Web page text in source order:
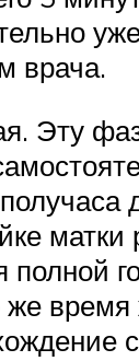
врача.
Эту
матки
полной
же